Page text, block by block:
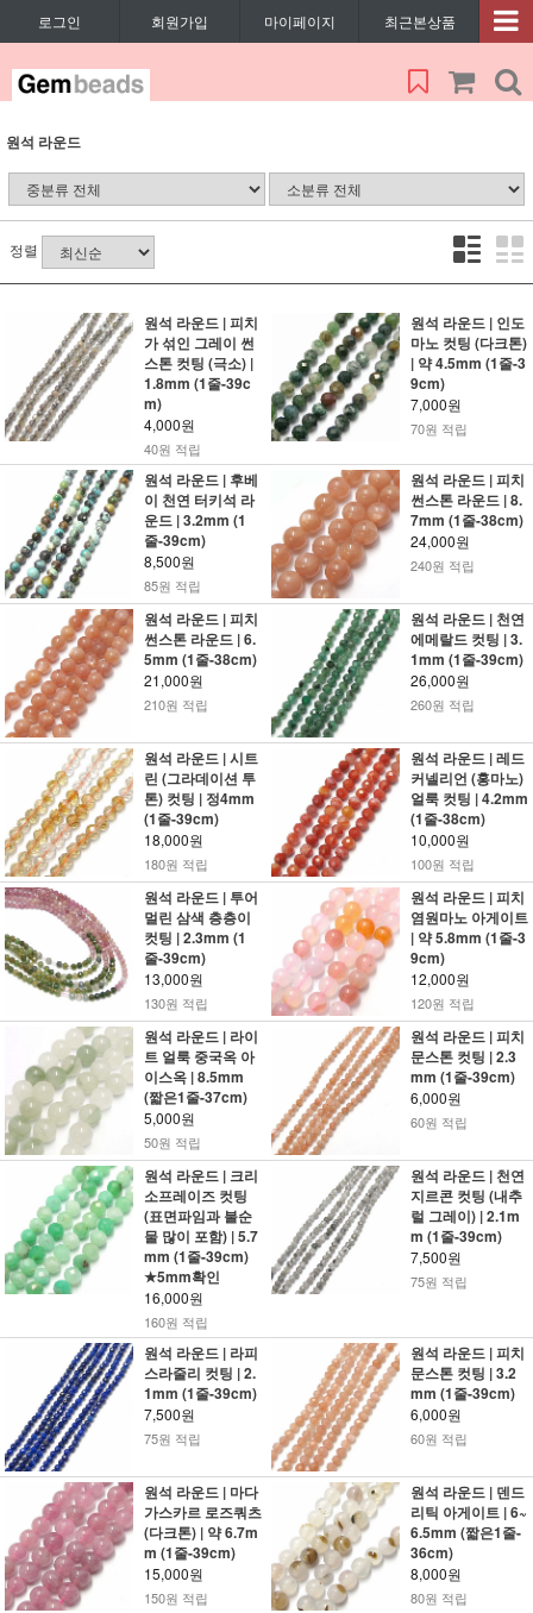
로그인 회원가입 마이페이지 최근본상품
원석 라운드
정렬
원석 라운드 | 피치
가 섞인 그레이 썬
스톤 컷팅 (극소) |
1.8mm (1줄-39c
m)
4,000원
40원 적립
원석 라운드 | 인도
마노 컷팅 (다크톤)
| 약 4.5mm (1줄-3
9cm)
7,000원
70원 적립
원석 라운드 | 후베
이 천연 터키석 라
운드 | 3.2mm (1
줄-39cm)
8,500원
85원 적립
원석 라운드 | 피치
썬스톤 라운드 | 8.
7mm (1줄-38cm)
24,000원
240원 적립
원석 라운드 | 피치
썬스톤 라운드 | 6.
5mm (1줄-38cm)
21,000원
210원 적립
원석 라운드 | 천연
에메랄드 컷팅 | 3.
1mm (1줄-39cm)
26,000원
260원 적립
원석 라운드 | 시트
린 (그라데이션 투
톤) 컷팅 | 정4mm
(1줄-39cm)
18,000원
180원 적립
원석 라운드 | 레드
커넬리언 (홍마노)
얼룩 컷팅 | 4.2mm
(1줄-38cm)
10,000원
100원 적립
원석 라운드 | 투어
멀린 삼색 층층이
컷팅 | 2.3mm (1
줄-39cm)
13,000원
130원 적립
원석 라운드 | 피치
염원마노 아게이트
| 약 5.8mm (1줄-3
9cm)
12,000원
120원 적립
원석 라운드 | 라이
트 얼룩 중국옥 아
이스옥 | 8.5mm
(짧은1줄-37cm)
5,000원
50원 적립
원석 라운드 | 피치
문스톤 컷팅 | 2.3
mm (1줄-39cm)
6,000원
60원 적립
원석 라운드 | 크리
소프레이즈 컷팅
(표면파임과 불순
물 많이 포함) | 5.7
mm (1줄-39cm)
★5mm확인
16,000원
160원 적립
원석 라운드 | 천연
지르콘 컷팅 (내추
럴 그레이) | 2.1m
m (1줄-39cm)
7,500원
75원 적립
원석 라운드 | 라피
스라줄리 컷팅 | 2.
1mm (1줄-39cm)
7,500원
75원 적립
원석 라운드 | 피치
문스톤 컷팅 | 3.2
mm (1줄-39cm)
6,000원
60원 적립
원석 라운드 | 마다
가스카르 로즈쿼츠
(다크톤) | 약 6.7m
m (1줄-39cm)
15,000원
150원 적립
원석 라운드 | 덴드
리틱 아게이트 | 6~
6.5mm (짧은1줄-
36cm)
8,000원
80원 적립